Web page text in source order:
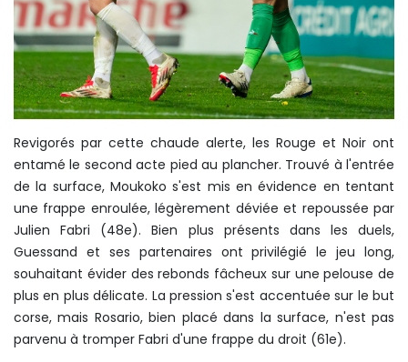
Revigorés par cette chaude alerte, les Rouge et Noir ont
entamé le second acte pied au plancher. Trouvé à l'entrée
de la surface, Moukoko s'est mis en évidence en tentant
une frappe enroulée, légèrement déviée et repoussée par
Julien Fabri (48e). Bien plus présents dans les duels,
Guessand et ses partenaires ont privilégié le jeu long,
souhaitant évider des rebonds fâcheux sur une pelouse de
plus en plus délicate. La pression s'est accentuée sur le but
corse, mais Rosario, bien placé dans la surface, n'est pas
parvenu à tromper Fabri d'une frappe du droit (61e).